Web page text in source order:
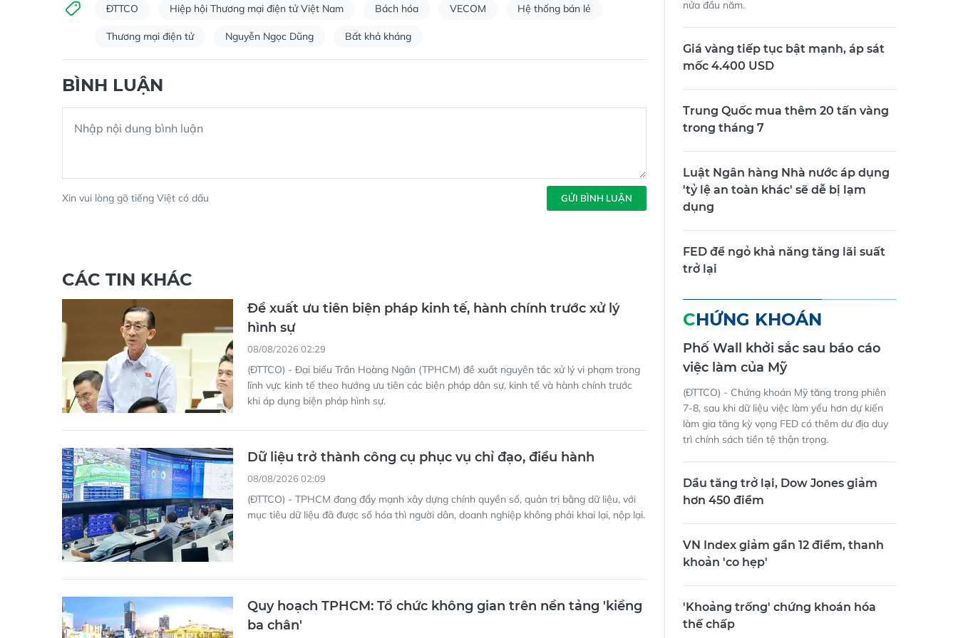
ĐTTCO Hiệp hội Thương mại điện tử Việt Nam Bách hóa VECOM Hệ thống bán lẻ
Thương mại điện tử Nguyễn Ngọc Dũng Bất khả kháng
BÌNH LUẬN
Xin vui lòng gõ tiếng Việt có dấu GỬI BÌNH LUẬN
CÁC TIN KHÁC
Đề xuất ưu tiên biện pháp kinh tế, hành chính trước xử lý
hình sự
08/08/2026 02:29
(ĐTTCO) - Đại biểu Trần Hoàng Ngân (TPHCM) đề xuất nguyên tắc xử lý vi phạm trong
lĩnh vực kinh tế theo hướng ưu tiên các biện pháp dân sự, kinh tế và hành chính trước
khi áp dụng biện pháp hình sự.
Dữ liệu trở thành công cụ phục vụ chỉ đạo, điều hành
08/08/2026 02:09
(ĐTTCO) - TPHCM đang đẩy mạnh xây dựng chính quyền số, quản trị bằng dữ liệu, với
mục tiêu dữ liệu đã được số hóa thì người dân, doanh nghiệp không phải khai lại, nộp lại.
Quy hoạch TPHCM: Tổ chức không gian trên nền tảng 'kiềng
ba chân'
nửa đầu năm.
Giá vàng tiếp tục bật mạnh, áp sát
mốc 4.400 USD
Trung Quốc mua thêm 20 tấn vàng
trong tháng 7
Luật Ngân hàng Nhà nước áp dụng
'tỷ lệ an toàn khác' sẽ dễ bị lạm
dụng
FED để ngỏ khả năng tăng lãi suất
trở lại
CHỨNG KHOÁN
Phố Wall khởi sắc sau báo cáo
việc làm của Mỹ
(ĐTTCO) - Chứng khoán Mỹ tăng trong phiên
7-8, sau khi dữ liệu việc làm yếu hơn dự kiến
làm gia tăng kỳ vọng FED có thêm dư địa duy
trì chính sách tiền tệ thận trọng.
Dầu tăng trở lại, Dow Jones giảm
hơn 450 điểm
VN Index giảm gần 12 điểm, thanh
khoản 'co hẹp'
'Khoảng trống' chứng khoán hóa
thế chấp